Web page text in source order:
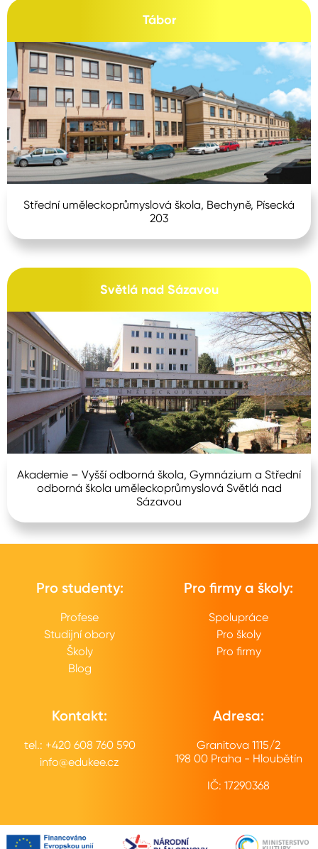
Tábor
Střední uměleckoprůmyslová škola, Bechyně, Písecká
203
Světlá nad Sázavou
Akademie – Vyšší odborná škola, Gymnázium a Střední
odborná škola uměleckoprůmyslová Světlá nad
Sázavou
Pro studenty:
Profese
Studijní obory
Školy
Blog
Pro firmy a školy:
Spolupráce
Pro školy
Pro firmy
Kontakt:
tel.: +420 608 760 590
info@edukee.cz
Adresa:
Granitova 1115/2
198 00 Praha - Hloubětín
IČ: 17290368